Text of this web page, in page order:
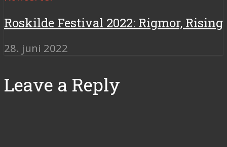
Roskilde Festival 2022: Rigmor, Rising
28. juni 2022
Leave a Reply